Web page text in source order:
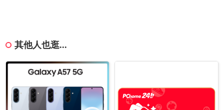
其他人也逛...